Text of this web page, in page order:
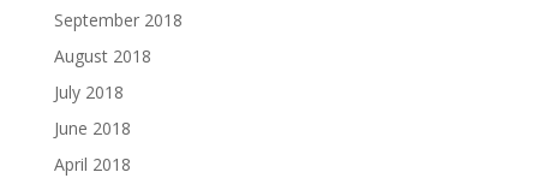
September 2018
August 2018
July 2018
June 2018
April 2018